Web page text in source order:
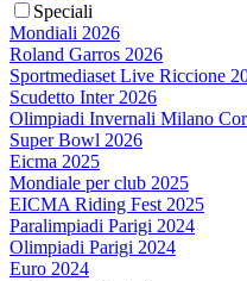
Speciali
Mondiali 2026
Roland Garros 2026
Sportmediaset Live Riccione
Scudetto Inter 2026
Olimpiadi Invernali Milano
Super Bowl 2026
Eicma 2025
Mondiale per club 2025
EICMA Riding Fest 2025
Paralimpiadi Parigi 2024
Olimpiadi Parigi 2024
Euro 2024